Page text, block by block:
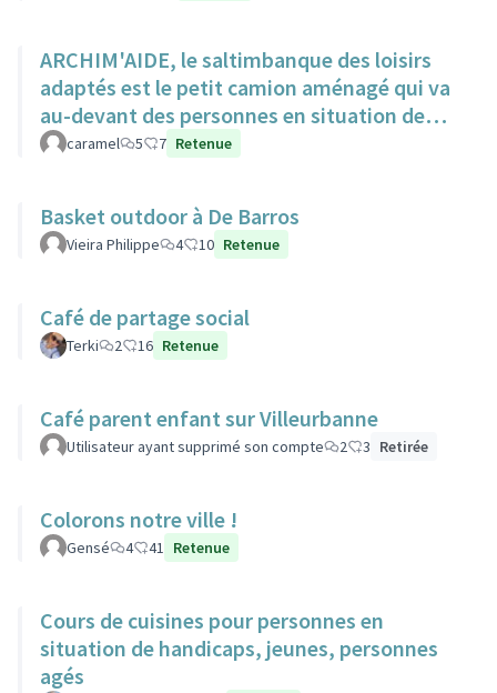
ARCHIM'AIDE, le saltimbanque des loisirs
adaptés est le petit camion aménagé qui va
au-devant des personnes en situation de
handicap pour animations
caramel 5 7 Retenue
Basket outdoor à De Barros
Vieira Philippe 4 10 Retenue
Café de partage social
Terki 2 16 Retenue
Café parent enfant sur Villeurbanne
Utilisateur ayant supprimé son compte 2 3 Retirée
Colorons notre ville !
Gensé 4 41 Retenue
Cours de cuisines pour personnes en
situation de handicaps, jeunes, personnes
agés